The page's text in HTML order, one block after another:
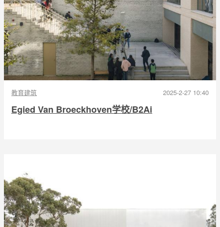
教育建筑 2025-2-27 10:40
Egied Van Broeckhoven学校/B2Ai